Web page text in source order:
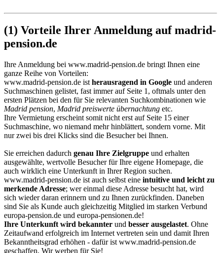
(1) Vorteile Ihrer Anmeldung auf madrid-
pension.de
Ihre Anmeldung bei www.madrid-pension.de bringt Ihnen eine
ganze Reihe von Vorteilen:
www.madrid-pension.de ist herausragend in Google und anderen
Suchmaschinen gelistet, fast immer auf Seite 1, oftmals unter den
ersten Plätzen bei den für Sie relevanten Suchkombinationen wie
Madrid pension, Madrid preiswerte übernachtung etc.
Ihre Vermietung erscheint somit nicht erst auf Seite 15 einer
Suchmaschine, wo niemand mehr hinblättert, sondern vorne. Mit
nur zwei bis drei Klicks sind die Besucher bei Ihnen.
Sie erreichen dadurch genau Ihre Zielgruppe und erhalten
ausgewählte, wertvolle Besucher für Ihre eigene Homepage, die
auch wirklich eine Unterkunft in Ihrer Region suchen.
www.madrid-pension.de ist auch selbst eine intuitive und leicht zu
merkende Adresse; wer einmal diese Adresse besucht hat, wird
sich wieder daran erinnern und zu Ihnen zurückfinden. Daneben
sind Sie als Kunde auch gleichzeitig Mitglied im starken Verbund
europa-pension.de und europa-pensionen.de!
Ihre Unterkunft wird bekannter und besser ausgelastet. Ohne
Zeitaufwand erfolgreich im Internet vertreten sein und damit Ihren
Bekanntheitsgrad erhöhen - dafür ist www.madrid-pension.de
geschaffen. Wir werben für Sie!